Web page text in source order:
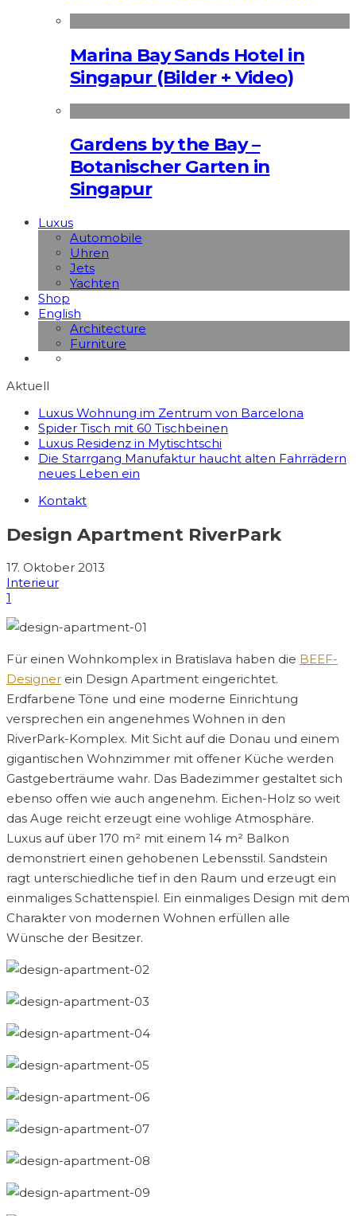
Marina Bay Sands Hotel in
Singapur (Bilder + Video)
Gardens by the Bay –
Botanischer Garten in
Singapur
Luxus
Automobile
Uhren
Jets
Yachten
Shop
English
Architecture
Furniture
Aktuell
Luxus Wohnung im Zentrum von Barcelona
Spider Tisch mit 60 Tischbeinen
Luxus Residenz in Mytischtschi
Die Starrgang Manufaktur haucht alten Fahrrädern
neues Leben ein
Kontakt
Design Apartment RiverPark
17. Oktober 2013
Interieur
1
Für einen Wohnkomplex in Bratislava haben die BEEF-
Designer ein Design Apart­ment eingerichtet.
Erdfarbene Töne und eine moderne Einrichtung
versprechen ein angenehmes Wohnen in den
RiverPark-Komplex. Mit Sicht auf die Donau und einem
gigantischen Wohnzimmer mit offener Küche werden
Gastgeberträume wahr. Das Badezimmer gestaltet sich
ebenso offen wie auch angenehm. Eichen-Holz so weit
das Auge reicht erzeugt eine wohlige Atmosphäre.
Luxus auf über 170 m² mit einem 14 m² Balkon
demonstriert einen gehobenen Lebensstil. Sandstein
ragt unterschiedliche tief in den Raum und erzeugt ein
einmaliges Schattenspiel. Ein einmaliges Design mit dem
Charakter von modernen Wohnen erfüllen alle
Wünsche der Besitzer.